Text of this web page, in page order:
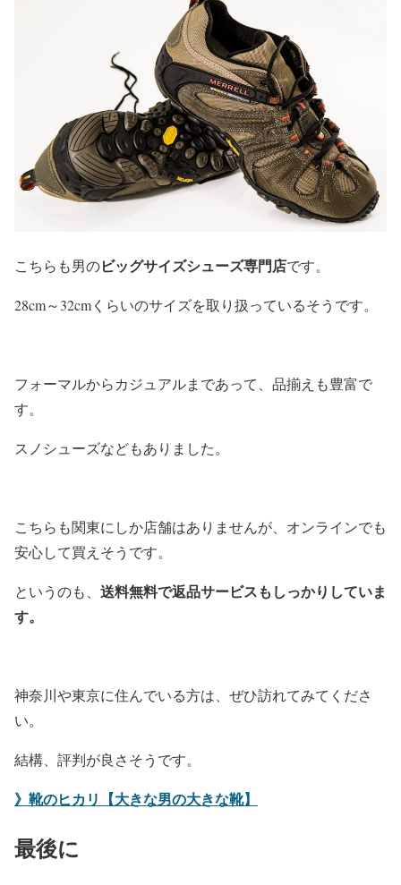
こちらも男のビッグサイズシューズ専門店です。
28cm～32cmくらいのサイズを取り扱っているそうです。
フォーマルからカジュアルまであって、品揃えも豊富で
す。
スノシューズなどもありました。
こちらも関東にしか店舗はありませんが、 オンラインでも
安心して買えそうです。
というのも、 送料無料で返品サービスもしっかりしていま
す。
神奈川や東京に住んでいる方は、ぜひ訪れてみてくださ
い。
結構、評判が良さそうです。
》靴のヒカリ【大きな男の大きな靴】
最後に